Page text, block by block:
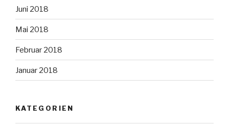
Juni 2018
Mai 2018
Februar 2018
Januar 2018
KATEGORIEN